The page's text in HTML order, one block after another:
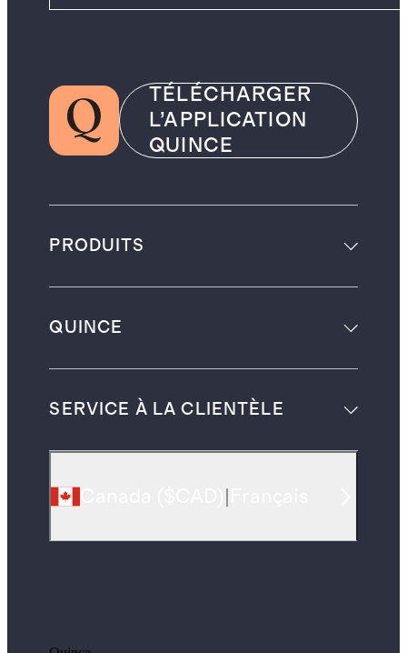
TÉLÉCHARGER
L’APPLICATION
QUINCE
PRODUITS
QUINCE
SERVICE À LA CLIENTÈLE